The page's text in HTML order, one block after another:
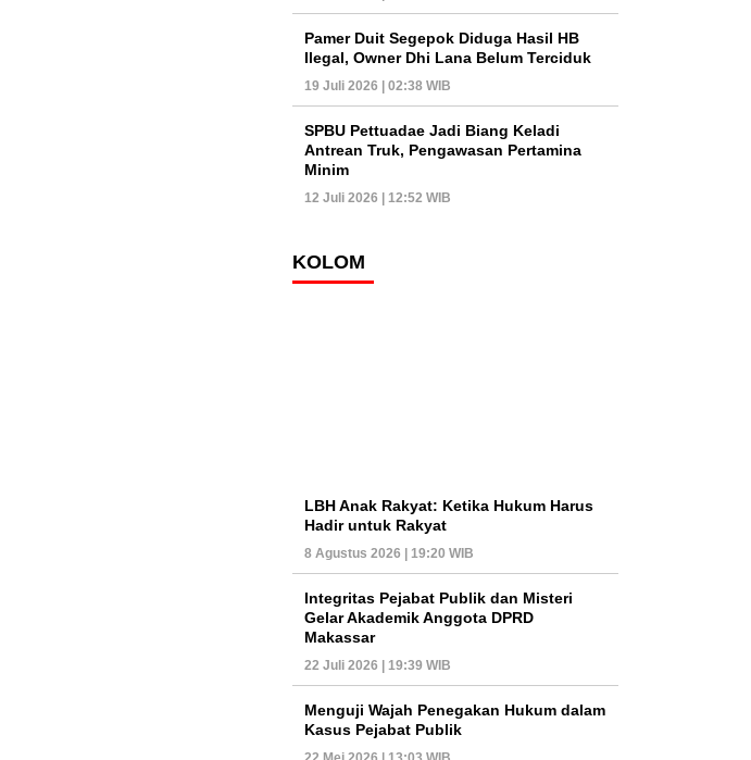
Pamer Duit Segepok Diduga Hasil HB
Ilegal, Owner Dhi Lana Belum Terciduk
19 Juli 2026 | 02:38 WIB
SPBU Pettuadae Jadi Biang Keladi
Antrean Truk, Pengawasan Pertamina
Minim
12 Juli 2026 | 12:52 WIB
KOLOM
LBH Anak Rakyat: Ketika Hukum Harus
Hadir untuk Rakyat
8 Agustus 2026 | 19:20 WIB
Integritas Pejabat Publik dan Misteri
Gelar Akademik Anggota DPRD
Makassar
22 Juli 2026 | 19:39 WIB
Menguji Wajah Penegakan Hukum dalam
Kasus Pejabat Publik